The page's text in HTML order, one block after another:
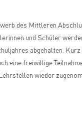
des Mittleren
und Schüler
abgehalten.
eine freiwillige
wieder